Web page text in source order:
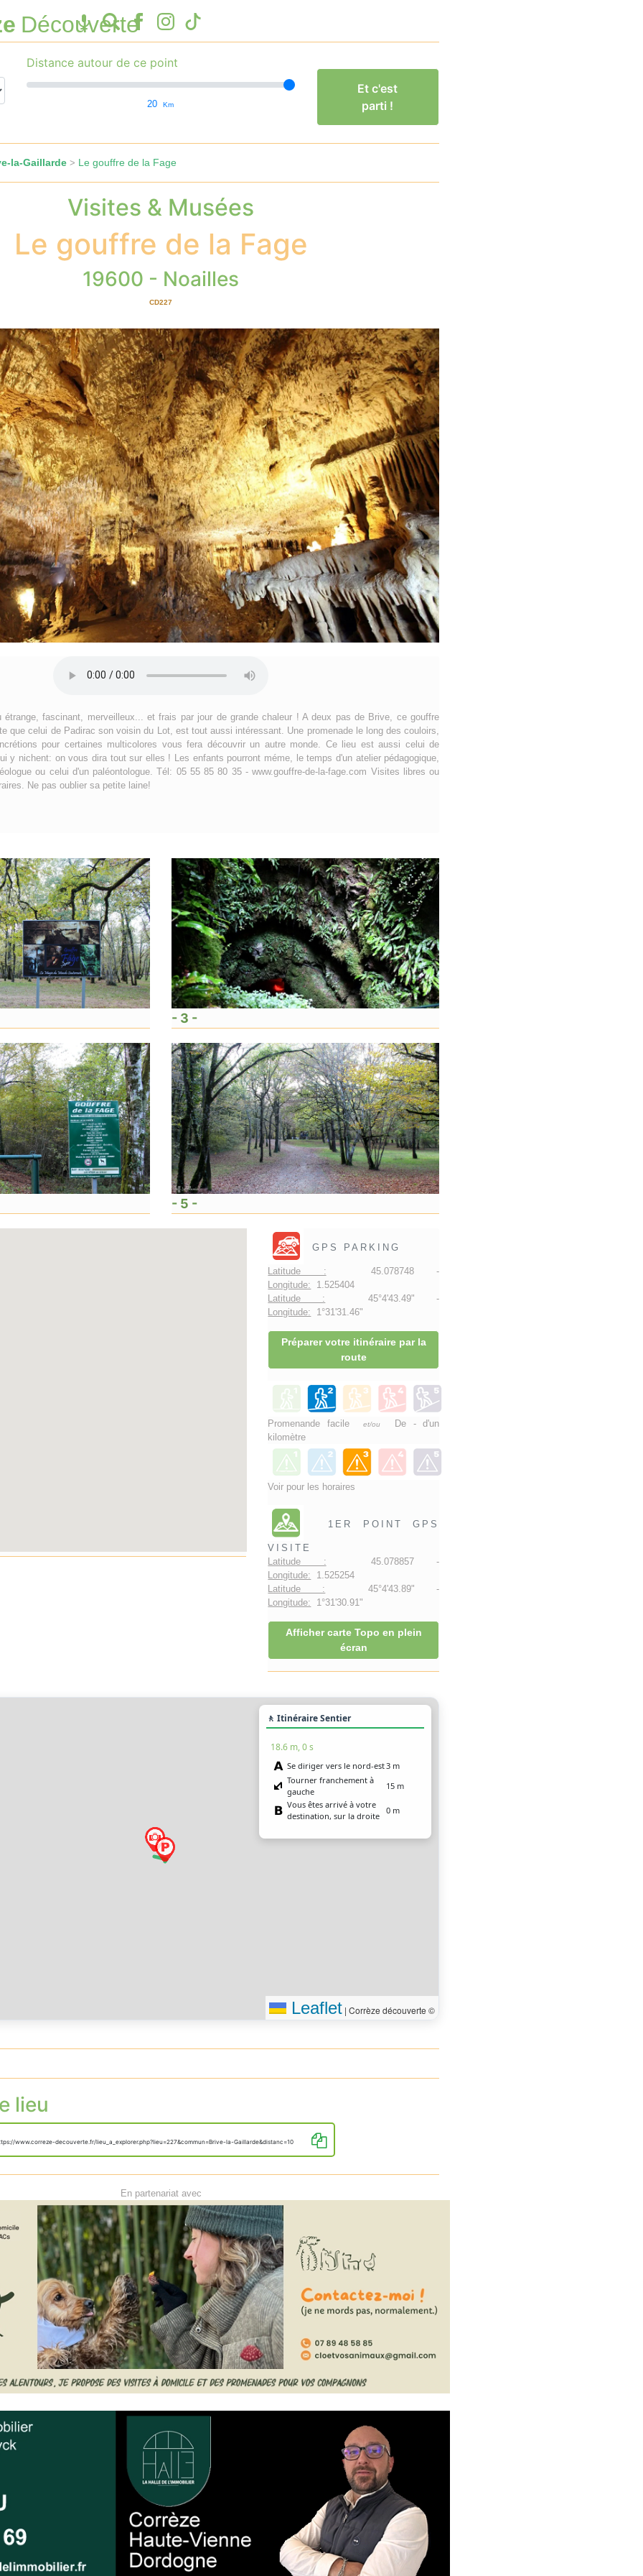
Découverte
Distance autour de ce point
20 Km
Et c'est
parti !
la-Gaillarde> Le gouffre de la Fage
Visites & Musées
Le gouffre de la Fage
19600 - Noailles
CD227
étrange, fascinant, merveilleux... et frais par jour de grande chaleur ! A deux pas de Brive, ce gouffre
que celui de Padirac son voisin du Lot, est tout aussi intéressant. Une promenade le long des couloirs,
pour certaines multicolores vous fera découvrir un autre monde. Ce lieu est aussi celui de
y nichent: on vous dira tout sur elles ! Les enfants pourront méme, le temps d'un atelier pédagogique,
ou celui d'un paléontologue. Tél: 05 55 85 80 35 - www.gouffre-de-la-fage.com Visites libres ou
Ne pas oublier sa petite laine!
- 3 -
- 5 -
GPS PARKING
Latitude : 45.078748 -
Longitude: 1.525404
Latitude : 45°4'43.49" -
Longitude: 1°31'31.46"
Préparer votre itinéraire par la
route
Promenande facileet/ou
De - d'un
kilomètre
Voir pour les horaires
1ER POINT GPS
VISITE
Latitude : 45.078857 -
Longitude: 1.525254
Latitude : 45°4'43.89" -
Longitude: 1°31'30.91"
Afficher carte Topo en plein
écran
🚶 Itinéraire Sentier
18.6 m, 0 s
Se diriger vers le nord-est3 m
Tourner franchement à
gauche
15 m
Vous êtes arrivé à votre
destination, sur la droite
0 m
Leaflet | Corrèze découverte ©
lieu
www.correze-decouverte.fr/lieu_a_explorer.php?lieu=227&commun=Brive-la-Gaillarde&distanc=10
En partenariat avec